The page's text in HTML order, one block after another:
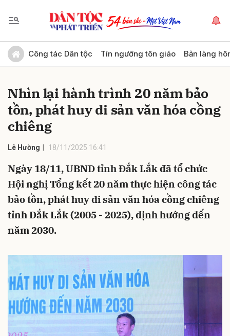
Công tác Dân tộc Tín ngưỡng tôn giáo Bản làng
Nhìn lại hành trình 20 năm bảo
tồn, phát huy di sản văn hóa cồng
chiêng
Lê Hường 18/11/2025 16:41
Ngày 18/11, UBND tỉnh Đắk Lắk đã tổ chức
Hội nghị Tổng kết 20 năm thực hiện công tác
bảo tồn, phát huy di sản văn hóa cồng chiêng
tỉnh Đắk Lắk (2005 - 2025), định hướng đến
năm 2030.
Gửi bình luận